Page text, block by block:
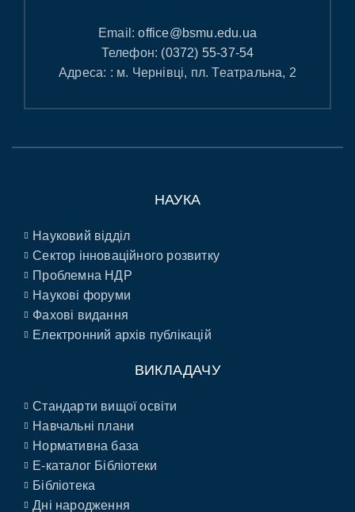
Email:office@bsmu.edu.ua
Телефон: (0372) 55-37-54
Адреса: : м. Чернівці, пл. Театральна, 2
НАУКА
Науковий відділ
Сектор інноваційного розвитку
Проблемна НДР
Наукові форуми
Фахові видання
Електронний архів публікацій
ВИКЛАДАЧУ
Стандарти вищої освіти
Навчальні плани
Нормативна база
E-каталог Бібліотеки
Бібліотека
Дні народження